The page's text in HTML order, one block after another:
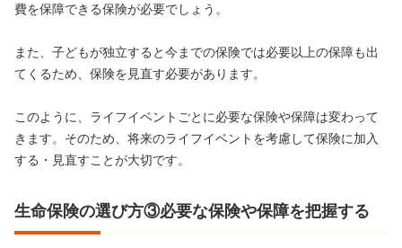
費を保障できる保険が必要でしょう。
また、子どもが独立すると今までの保険では必要以上の保障も出
てくるため、保険を見直す必要があります。
このように、ライフイベントごとに必要な保険や保障は変わって
きます。そのため、将来のライフイベントを考慮して保険に加入
する・見直すことが大切です。
生命保険の選び方③必要な保険や保障を把握する